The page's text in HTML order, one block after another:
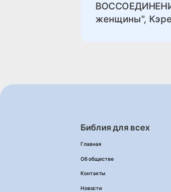
женщины",
Библия для всех
Главная
Об обществе
Контакты
Новости